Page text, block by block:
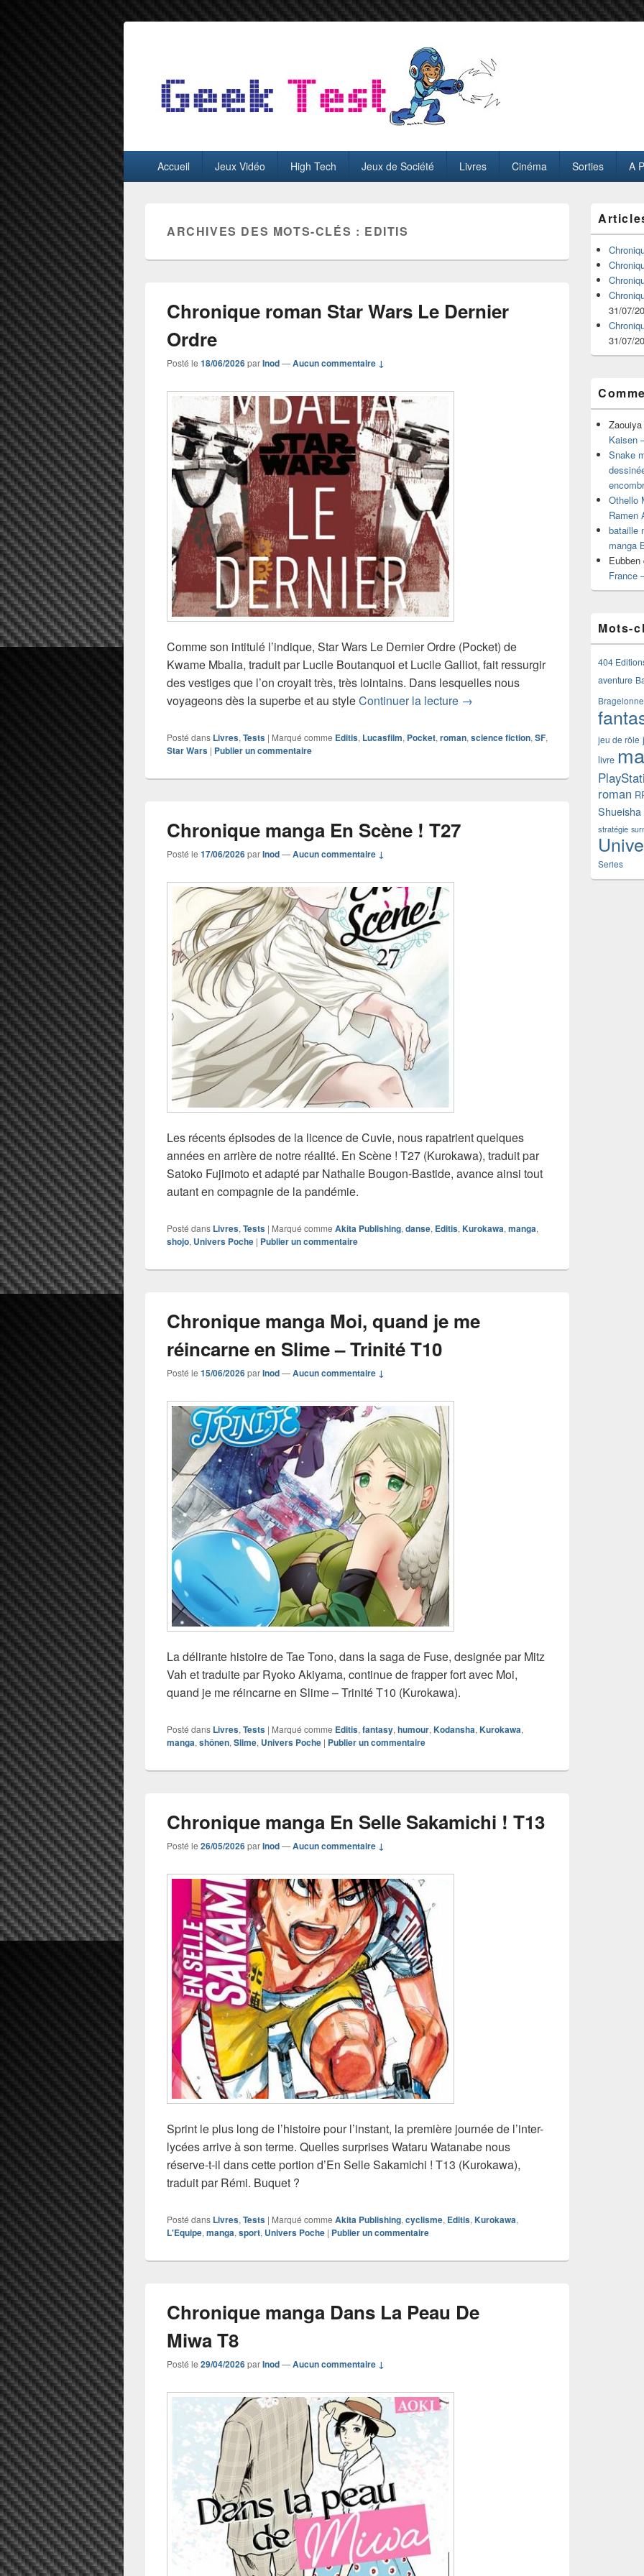
GeekTest
principalAccueil Jeux Vidéo High Tech Jeux de Société Livres Cinéma Sorties A
ARCHIVES DES MOTS-CLÉS : EDITIS
Chronique roman Star Wars Le Dernier
Ordre
Posté le 18/06/2026parInod—Aucun commentaire ↓
Comme son intitulé l’indique, Star Wars Le Dernier Ordre (Pocket) de
Kwame Mbalia, traduit par Lucile Boutanquoi et Lucile Galliot, fait ressurgir
des vestiges que l’on croyait très, très lointains. Dans lesquelles nous
voyageons dès la superbe et au styleContinuer la lecture Chronique roman Star Wars Le
→
Posté dans Livres, Tests | Marqué comme Editis, Lucasfilm, Pocket, roman, science fiction, SF,
Star Wars | Publier un commentaire
Chronique manga En Scène ! T27
Posté le 17/06/2026parInod—Aucun commentaire ↓
Les récents épisodes de la licence de Cuvie, nous rapatrient quelques
années en arrière de notre réalité. En Scène ! T27 (Kurokawa), traduit par
Satoko Fujimoto et adapté par Nathalie Bougon-Bastide, avance ainsi tout
autant en compagnie de la pandémie.
Posté dans Livres, Tests | Marqué comme Akita Publishing, danse, Editis, Kurokawa, manga,
shojo, Univers Poche | Publier un commentaire
Chronique manga Moi, quand je me
réincarne en Slime – Trinité T10
Posté le 15/06/2026parInod—Aucun commentaire ↓
La délirante histoire de Tae Tono, dans la saga de Fuse, designée par Mitz
Vah et traduite par Ryoko Akiyama, continue de frapper fort avec Moi,
quand je me réincarne en Slime – Trinité T10 (Kurokawa).
Posté dans Livres, Tests | Marqué comme Editis, fantasy, humour, Kodansha, Kurokawa,
manga, shônen, Slime, Univers Poche | Publier un commentaire
Chronique manga En Selle Sakamichi ! T13
Posté le 26/05/2026parInod—Aucun commentaire ↓
Sprint le plus long de l’histoire pour l’instant, la première journée de l’inter-
lycées arrive à son terme. Quelles surprises Wataru Watanabe nous
réserve-t-il dans cette portion d’En Selle Sakamichi ! T13 (Kurokawa),
traduit par Rémi. Buquet ?
Posté dans Livres,Tests | Marqué comme Akita Publishing,cyclisme, Editis,Kurokawa,
L'Equipe,manga,sport, Univers Poche | Publier un commentaire
Chronique manga Dans La Peau De
Miwa T8
Posté le 29/04/2026parInod—Aucun commentaire ↓
principale
de
widget
pour
barre
latérale
31/07/
31/07/
Zaouiya
Kaisen
Snake
Othello
Ramen
bataille
manga
Eubben
France
Mots-
404
aventure
Bragelonne
jeu de rôle
livre
roman
Shueisha
stratégie
Series